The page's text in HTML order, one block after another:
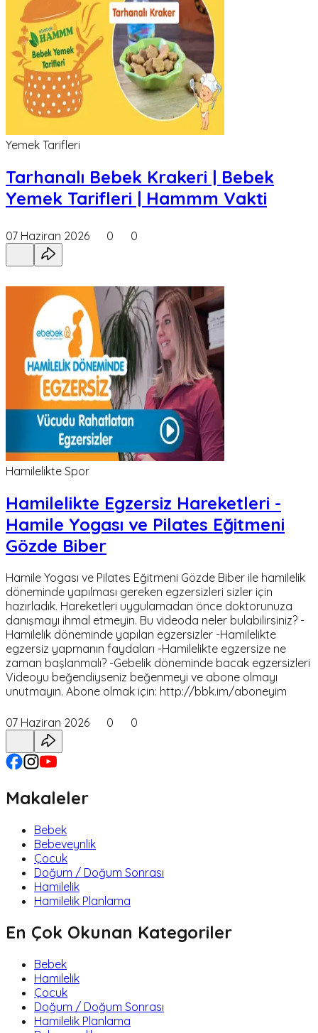
Yemek Tarifleri
Tarhanalı Bebek Krakeri | Bebek
Yemek Tarifleri | Hammm Vakti
07 Haziran 2026 0 0
Hamilelikte Spor
Hamilelikte Egzersiz Hareketleri -
Hamile Yogası ve Pilates Eğitmeni
Gözde Biber
Hamile Yogası ve Pilates Eğitmeni Gözde Biber ile hamilelik
döneminde yapılması gereken egzersizleri sizler için
hazırladık. Hareketleri uygulamadan önce doktorunuza
danışmayı ihmal etmeyin. Bu videoda neler bulabilirsiniz? -
Hamilelik döneminde yapılan egzersizler -Hamilelikte
egzersiz yapmanın faydaları -Hamilelikte egzersize ne
zaman başlanmalı? -Gebelik döneminde bacak egzersizleri
Videoyu beğendiyseniz beğenmeyi ve abone olmayı
unutmayın. Abone olmak için: http://bbk.im/aboneyim
07 Haziran 2026 0 0
Makaleler
Bebek
Bebeveynlik
Çocuk
Doğum / Doğum Sonrası
Hamilelik
Hamilelik Planlama
En Çok Okunan Kategoriler
Bebek
Hamilelik
Çocuk
Doğum / Doğum Sonrası
Hamilelik Planlama